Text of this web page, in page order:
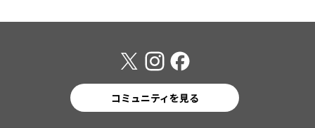
コミュニティを見る